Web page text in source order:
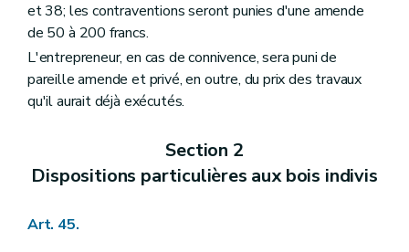
et 38; les contraventions seront punies d'une amende
de 50 à 200 francs.
L'entrepreneur, en cas de connivence, sera puni de
pareille amende et privé, en outre, du prix des travaux
qu'il aurait déjà exécutés.
Section 2
Dispositions particulières aux bois indivis
Art. 45.